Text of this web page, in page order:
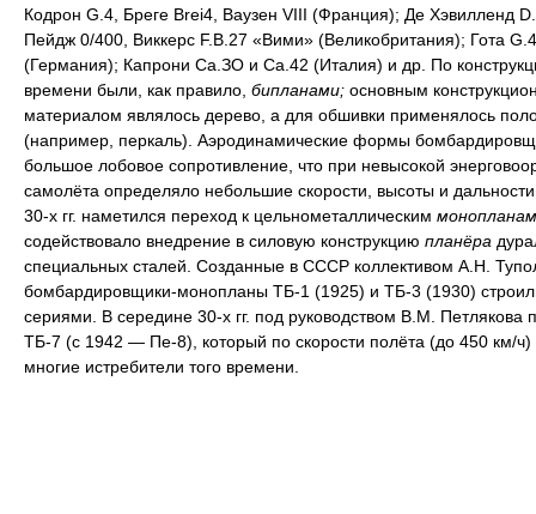
Кодрон G.4, Бреге Brei4, Ваузен VIII (Франция); Де Хэвилленд
Пейдж 0/400, Виккерс F.B.27 «Вими» (Великобритания); Гота
(Германия); Капрони Са.ЗО и Са.42 (Италия) и др. По
времени были, как правило, бипланами; основным
материалом являлось дерево, а для обшивки применялось
(например, перкаль). Аэродинамические формы
большое лобовое сопротивление, что при невысокой
самолёта определяло небольшие скорости, высоты и
30-х гг. наметился переход к цельнометаллическим
содействовало внедрение в силовую конструкцию планёра
специальных сталей. Созданные в СССР коллективом А.Н.
бомбардировщики-монопланы ТБ-1 (1925) и ТБ-3 (1930)
сериями. В середине 30-х гг. под руководством В.М. Петлякова
ТБ-7 (с 1942 — Пе-8), который по скорости полёта (до 450 км/ч)
многие истребители того времени.